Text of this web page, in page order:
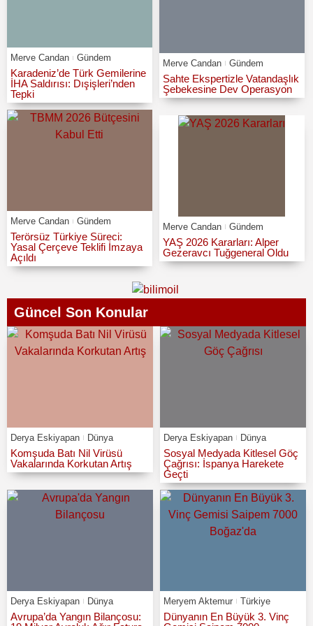
Merve Candan Gündem
Karadeniz’de Türk Gemilerine
İHA Saldırısı: Dışişleri’nden
Tepki
Merve Candan Gündem
Sahte Ekspertizle Vatandaşlık
Şebekesine Dev Operasyon
Merve Candan Gündem
Terörsüz Türkiye Süreci:
Yasal Çerçeve Teklifi İmzaya
Açıldı
Merve Candan Gündem
YAŞ 2026 Kararları: Alper
Gezeravcı Tuğgeneral Oldu
Güncel Son Konular
Derya Eskiyapan Dünya
Komşuda Batı Nil Virüsü
Vakalarında Korkutan Artış
Derya Eskiyapan Dünya
Sosyal Medyada Kitlesel Göç
Çağrısı: İspanya Harekete
Geçti
Derya Eskiyapan Dünya
Avrupa’da Yangın Bilançosu:
Meryem Aktemur Türkiye
Dünyanın En Büyük 3. Vinç